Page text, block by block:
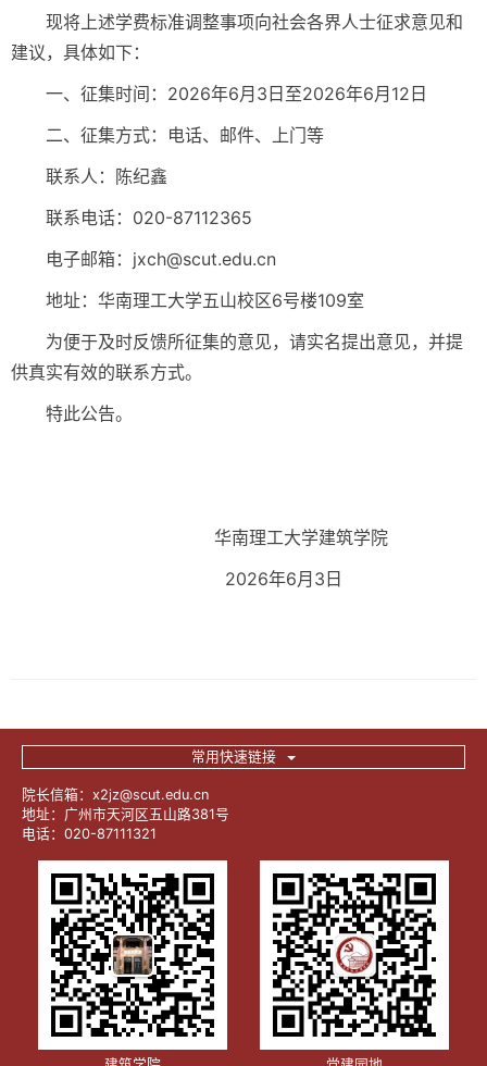
现将上述学费标准调整事项向社会各界人士征求意见和
建议，具体如下：
一、征集时间：2026年6月3日至2026年6月12日
二、征集方式：电话、邮件、上门等
联系人：陈纪鑫
联系电话：020-87112365
电子邮箱：jxch@scut.edu.cn
地址：华南理工大学五山校区6号楼109室
为便于及时反馈所征集的意见，请实名提出意见，并提
供真实有效的联系方式。
特此公告。
华南理工大学建筑学院
2026年6月3日
常用快速链接
院长信箱：x2jz@scut.edu.cn
地址：广州市天河区五山路381号
电话：020-87111321